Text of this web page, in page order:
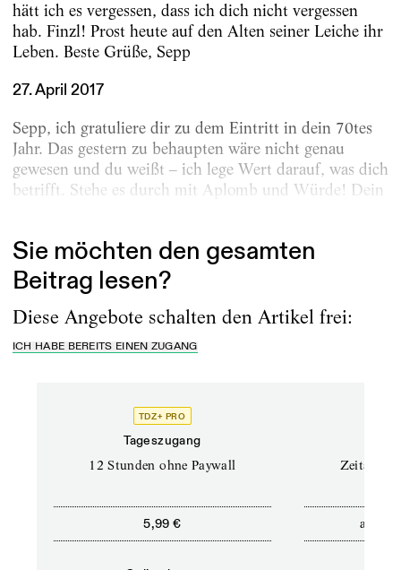
hätt ich es vergessen, dass ich dich nicht vergessen
hab. Finzl! Prost heute auf den Alten seiner Leiche ihr
Leben. Beste Grüße, Sepp
27. April 2017
Sepp, ich gratuliere dir zu dem Eintritt in dein 70tes
Jahr. Das gestern zu behaupten wäre nicht genau
gewesen und du weißt – ich lege Wert darauf, was dich
betrifft. Stehe es durch mit Aplomb und Würde! Dein
Sie möchten den gesamten
Beitrag lesen?
Diese Angebote schalten den Artikel frei:
ICH HABE BEREITS EINEN ZUGANG
TDZ+ PRO
Tageszugang
12 Stunden ohne Paywall
5,99 € ab